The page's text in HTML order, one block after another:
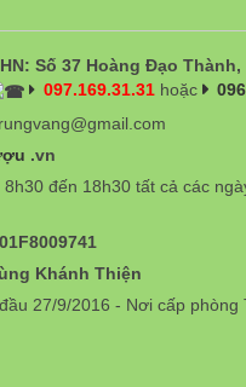
Số 37 Hoàng Đạo
097.169.31.31 hoặc
.vn
đến 18h30 tất cả các
01F8009741
Khánh Thiện
27/9/2016 - Nơi cấp phòng